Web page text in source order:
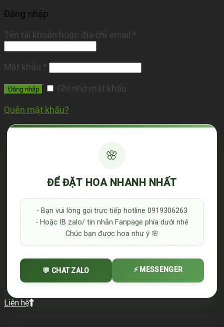
Đăng nhập
Tên tài khoản hoặc địa chỉ email *
Mật khẩu *
Đăng nhập Ghi nhớ mật khẩu
Quên mật khẩu?
🌸
ĐỂ ĐẶT HOA NHANH NHẤT
- Bạn vui lòng gọi trực tiếp hotline 0919306263
- Hoặc IB zalo/ tin nhắn Fanpage phía dưới nhé
Chúc bạn được hoa như ý 🌸
💬 CHAT ZALO ⚡ MESSENGER
Liên hệ